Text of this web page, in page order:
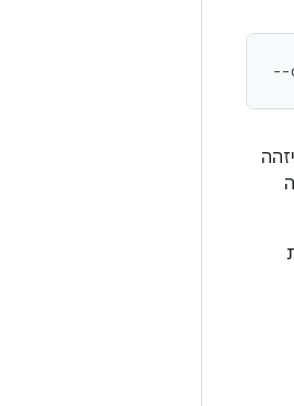
--
הנתיב הזה מצביע על קובץ בתוך קטגוריה של Google Cloud Storage‏ (GCS) שבו הוא מאוחסן. כש-Tradefed יזהה